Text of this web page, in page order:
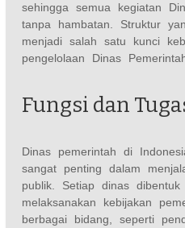
sehingga semua kegiatan
tanpa hambatan. Struktur
menjadi salah satu kunci
pengelolaan Dinas
Fungsi dan
Dinas pemerintah di
sangat penting dalam
publik. Setiap dinas
melaksanakan kebijakan
berbagai bidang, seperti